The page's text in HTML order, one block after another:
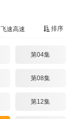
排序
飞速高速
第04集
第08集
第12集